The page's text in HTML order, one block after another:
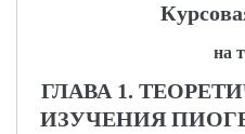
на
ГЛАВА 1.
ИЗУЧЕНИЯ